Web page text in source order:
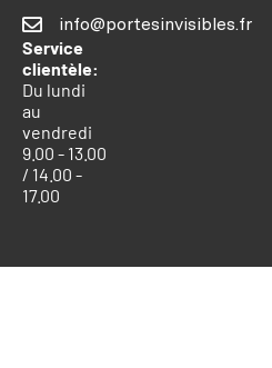
info@portesinvisibles.fr
Service
clientèle:
Du lundi
au
vendredi
9.00 - 13.00
/ 14.00 -
17.00